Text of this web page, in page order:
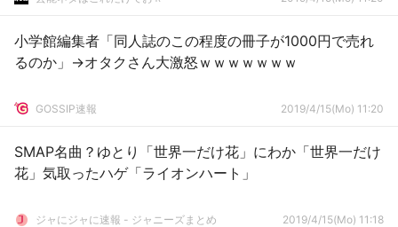
小学館編集者「同人誌のこの程度の冊子が1000円で売れ
るのか」→オタクさん大激怒ｗｗｗｗｗｗｗ
GOSSIP速報 2019/4/15(Mo) 11:20
SMAP名曲？ゆとり「世界一だけ花」にわか「世界一だけ
花」気取ったハゲ「ライオンハート」
ジャにジャに速報 - ジャニーズまとめ 2019/4/15(Mo) 11:18